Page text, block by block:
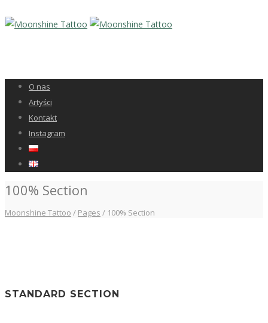
O nas
Artyści
Kontakt
Instagram
100% Section
Moonshine Tattoo / Pages / 100% Section
STANDARD SECTION